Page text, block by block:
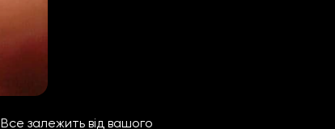
залежить від вашого